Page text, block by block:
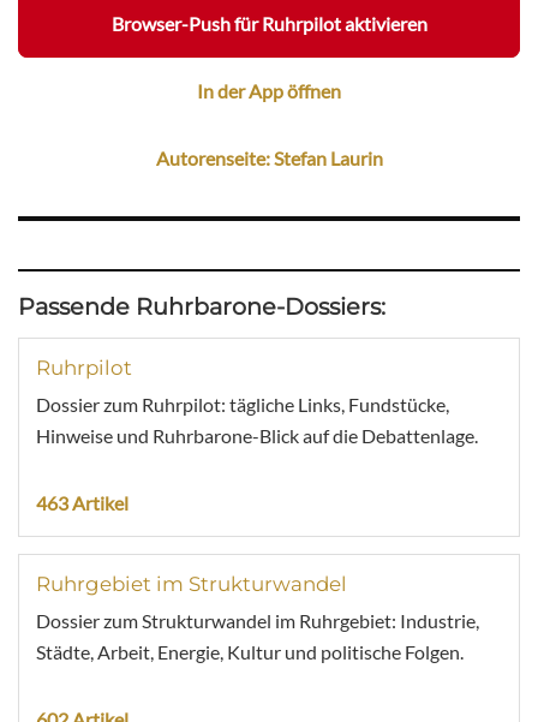
Browser-Push für Ruhrpilot aktivieren
In der App öffnen
Autorenseite: Stefan Laurin
Passende Ruhrbarone-Dossiers:
Ruhrpilot
Dossier zum Ruhrpilot: tägliche Links, Fundstücke,
Hinweise und Ruhrbarone-Blick auf die Debattenlage.
463 Artikel
Ruhrgebiet im Strukturwandel
Dossier zum Strukturwandel im Ruhrgebiet: Industrie,
Städte, Arbeit, Energie, Kultur und politische Folgen.